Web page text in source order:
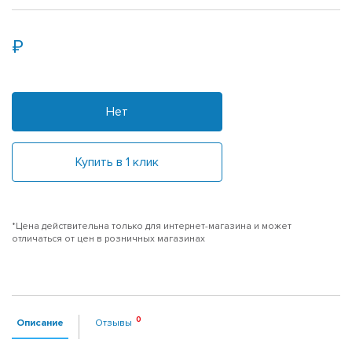
Нет
Купить в 1 клик
*Цена действительна только для интернет-магазина и может
отличаться от цен в розничных магазинах
Описание Отзывы